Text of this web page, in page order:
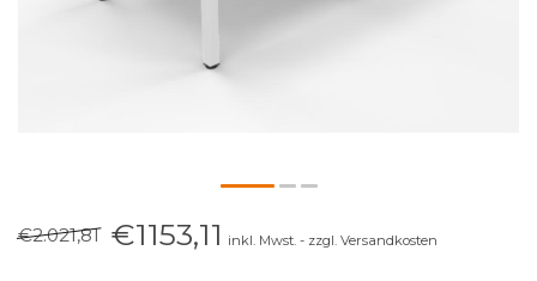
€2.021,81 €1153,11 inkl. Mwst. - zzgl. Versandkosten